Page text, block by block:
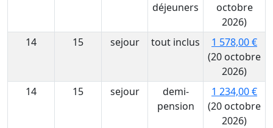
déjeuners
octobre
2026)
14
15 sejour tout inclus
1 578,00 €
(20 octobre
2026)
14
15 sejour
demi-
pension
1 234,00 €
(20 octobre
2026)